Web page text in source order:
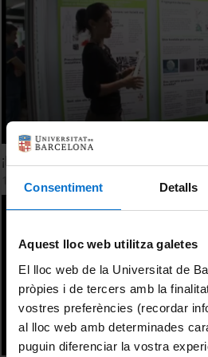
Consentiment Detalls
Aquest lloc web utilitza galetes
El lloc web de la Universitat de
pròpies i de tercers amb la
vostres preferències (recordar
al lloc web amb determinades
puguin diferenciar la vostra
¡Regeneremos huesos con
1 Abril, 2010